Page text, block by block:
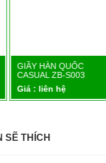
Chi tiết
GIẦY HÀN QUỐC
CASUAL ZB-S003
Giá : liên hệ
SẼ THÍCH